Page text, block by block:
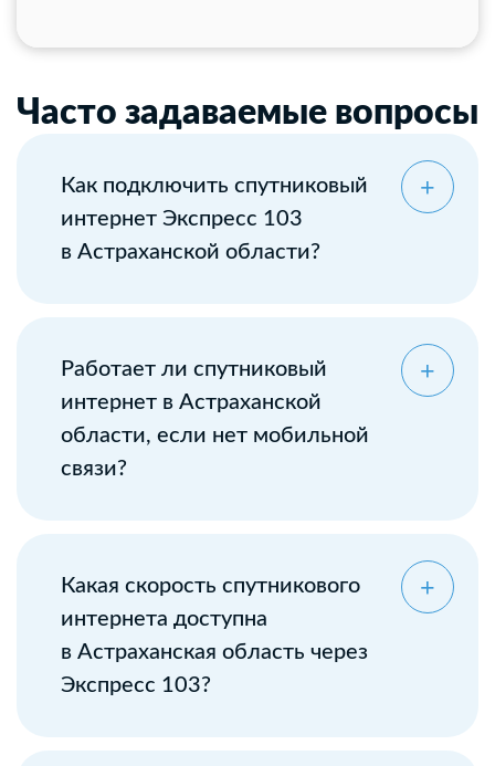
Часто задаваемые вопросы
Как подключить спутниковый
интернет Экспресс 103
в Астраханской области?
Работает ли спутниковый
интернет в Астраханской
области, если нет мобильной
связи?
Какая скорость спутникового
интернета доступна
в Астраханская область через
Экспресс 103?